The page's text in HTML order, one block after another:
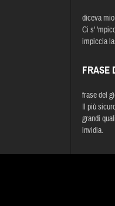
diceva
Ci s'
impiccia
FRASE
frase del
Il più
grandi
invidia.